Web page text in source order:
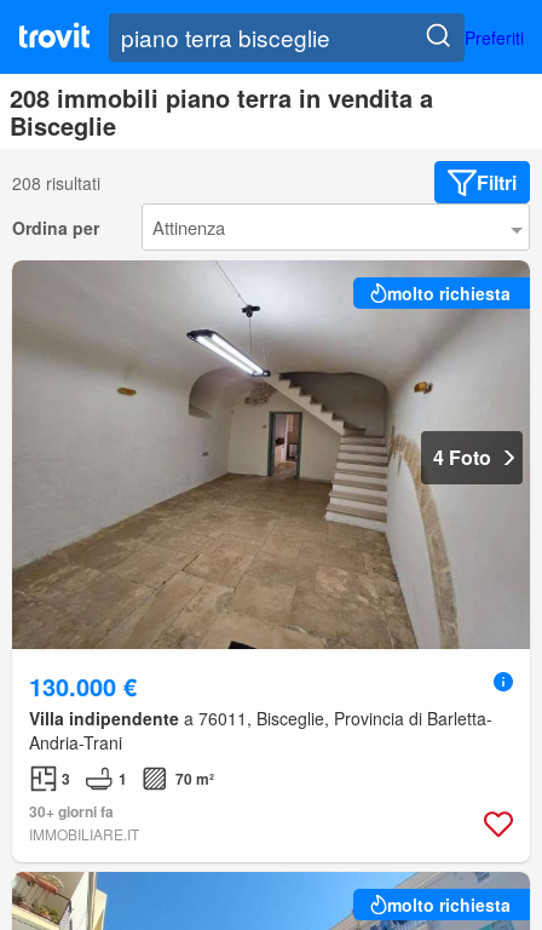
Preferiti
208 immobili piano terra in vendita a
Bisceglie
208 risultati Filtri
Ordina per
molto richiesta
4 Foto
130.000 €
Villa indipendente a 76011, Bisceglie, Provincia di Barletta-
Andria-Trani
3 1
70 m²
30+ giorni fa
IMMOBILIARE.IT
molto richiesta